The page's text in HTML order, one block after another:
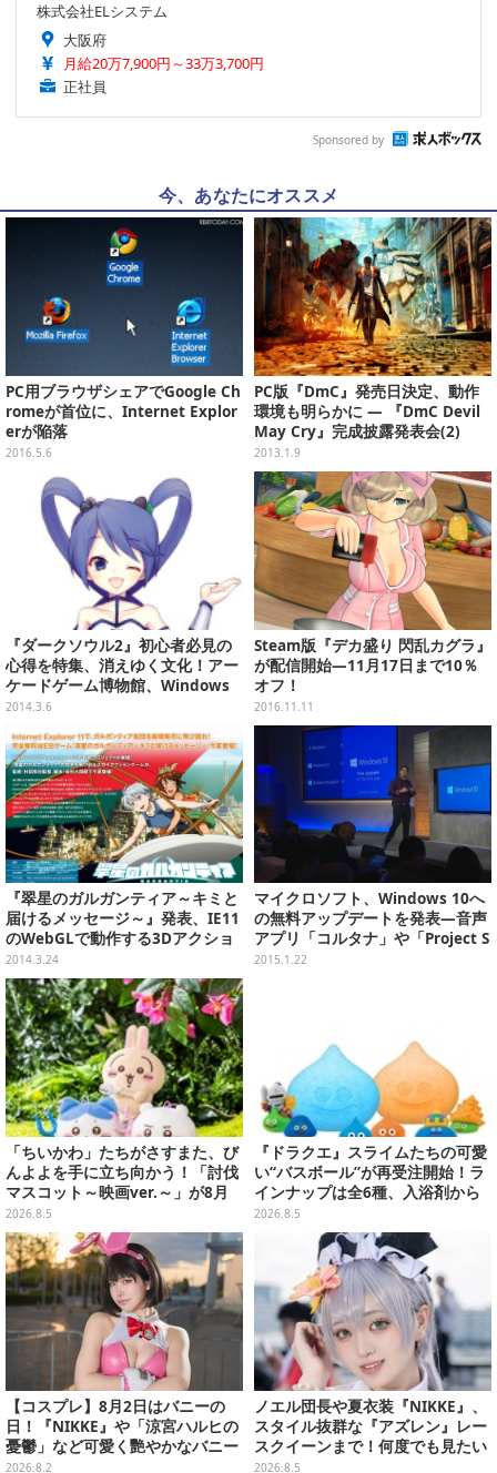
株式会社ELシステム
大阪府
月給20万7,900円～33万3,700円
正社員
Sponsored by
今、あなたにオススメ
PC用ブラウザシェアでGoogle Ch
romeが首位に、Internet Explor
erが陥落
2016.5.6
PC版『DmC』発売日決定、動作
環境も明らかに ― 『DmC Devil
May Cry』完成披露発表会(2)
2013.1.9
『ダークソウル2』初心者必見の
心得を特集、消えゆく文化！アー
ケードゲーム博物館、Windows
8.1を食わずギライにならないた
とめ(3/5)
2014.3.6
Steam版『デカ盛り 閃乱カグラ』
が配信開始―11月17日まで10％
オフ！
2016.11.11
『翠星のガルガンティア～キミと
届けるメッセージ～』発表、IE11
のWebGLで動作する3Dアクショ
ン
2014.3.24
マイクロソフト、Windows 10へ
の無料アップデートを発表―音声
アプリ「コルタナ」や「Project S
partan」も
2015.1.22
「ちいかわ」たちがさすまた、び
んよよを手に立ち向かう！「討伐
マスコット～映画ver.～」が8月
中旬より順次展開
2026.8.5
『ドラクエ』スライムたちの可愛
い“バスボール”が再受注開始！ラ
インナップは全6種、入浴剤から
モンスターのフィギュアが出てく
2026.8.5
【コスプレ】8月2日はバニーの
日！『NIKKE』や「涼宮ハルヒの
憂鬱」など可愛く艷やかなバニー
ガールの美女レイヤーまとめ【写
2026.8.2
ノエル団長や夏衣装『NIKKE』、
スタイル抜群な『アズレン』レー
スクイーンまで！何度でも見たい
「コミケ106」美女レイヤー【プ
2026.8.5